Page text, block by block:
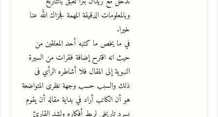
وبالمعلومات الدقيقة المهمة فجزاك الله عنا
خيرا.
في ما يخص ما كتبه أحد المعلقين من
حيث انه اقترح إضافة فقرات من السيرة
النبوية إلى المقال فلا أشاطره الرأي فى
ذلك والسبب حسب وجهة نظرى المتواضعة
هو أن الكاتب أراد في بداية مقاله أن يقوم
بسرد تاريخي لربط أفكاره ولشد القارئ